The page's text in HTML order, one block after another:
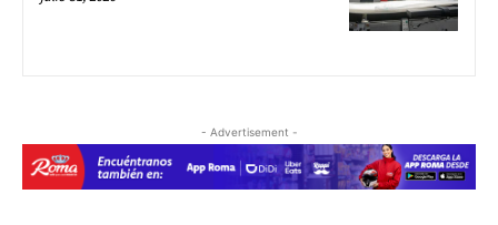
- Advertisement -